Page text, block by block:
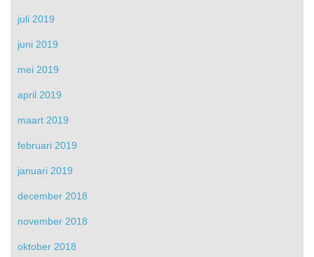
juli 2019
juni 2019
mei 2019
april 2019
maart 2019
februari 2019
januari 2019
december 2018
november 2018
oktober 2018